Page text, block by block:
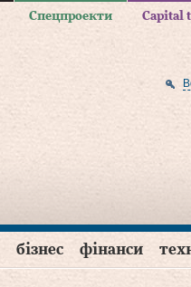
Спецпроекти Capital
бізнес фінанси